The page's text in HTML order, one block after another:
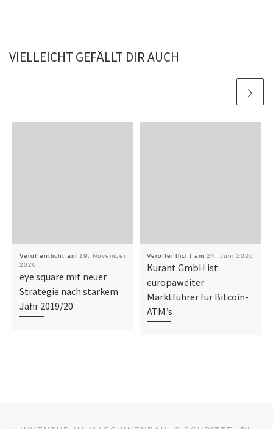
VIELLEICHT GEFÄLLT DIR AUCH
Veröffentlicht am 19. November
2020
eye square mit neuer
Strategie nach starkem
Jahr 2019/20
Veröffentlicht am 24. Juni 2020
Kurant GmbH ist
europaweiter
Marktführer für Bitcoin-
ATM’s